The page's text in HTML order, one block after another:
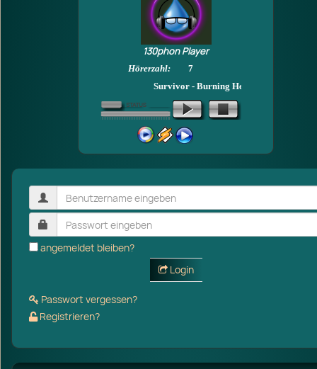
130phon Player
Survivor - Burning Heart
Hörerzahl: 7
angemeldet bleiben?
Login
Passwort vergessen?
Registrieren?